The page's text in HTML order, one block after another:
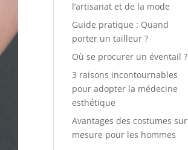
l’artisanat et de la mode
Guide pratique : Quand
porter un tailleur ?
Où se procurer un éventail ?
3 raisons incontournables
pour adopter la médecine
esthétique
Avantages des costumes sur
mesure pour les hommes